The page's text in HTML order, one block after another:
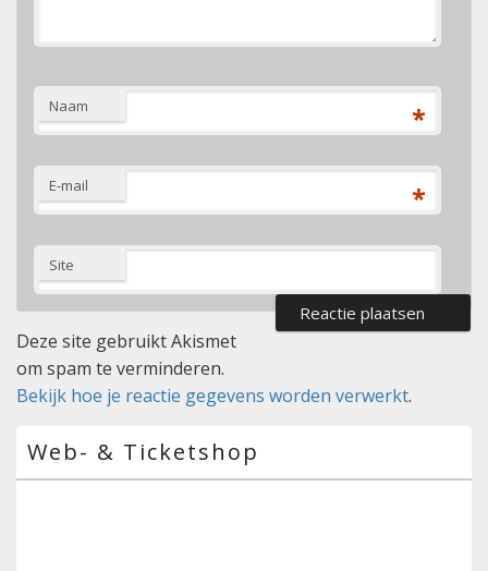
Naam *
E-mail *
Site
Deze site gebruikt Akismet
om spam te verminderen.
Bekijk hoe je reactie gegevens worden verwerkt.
zijbalk
widget
Web- & Ticketshop